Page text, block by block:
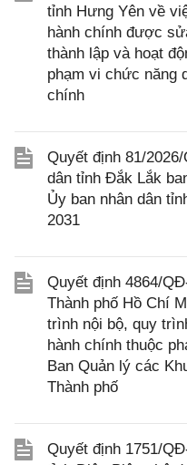
tỉnh Hưng Yên về
hành chính được
thành lập và hoạt
phạm vi chức năng
chính
Quyết định 81/
dân tỉnh Đắk Lắk
Ủy ban nhân dân
2031
Quyết định 4864/
Thành phố Hồ Chí
trình nội bộ, quy
hành chính thuộc
Ban Quản lý các
Thành phố
Quyết định 1751/